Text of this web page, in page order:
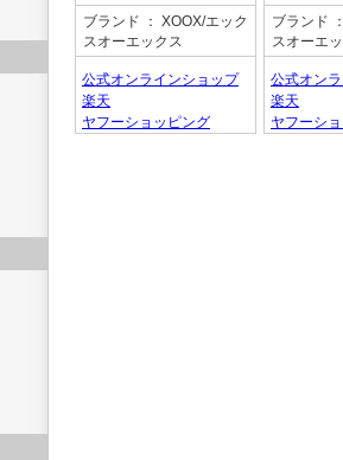
ブランド
： XOOX/エック
スオーエックス
公式オンラインショップ
楽天
ヤフーショッピング
ブランド
スオーエ
公式オン
楽天
ヤフーシ